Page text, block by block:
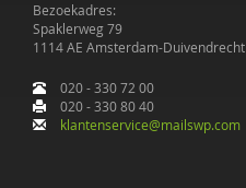
Bezoekadres:
Spaklerweg 79
1114 AE Amsterdam-Duivendrecht
020 - 330 72 00
020 - 330 80 40
klantenservice@mailswp.com